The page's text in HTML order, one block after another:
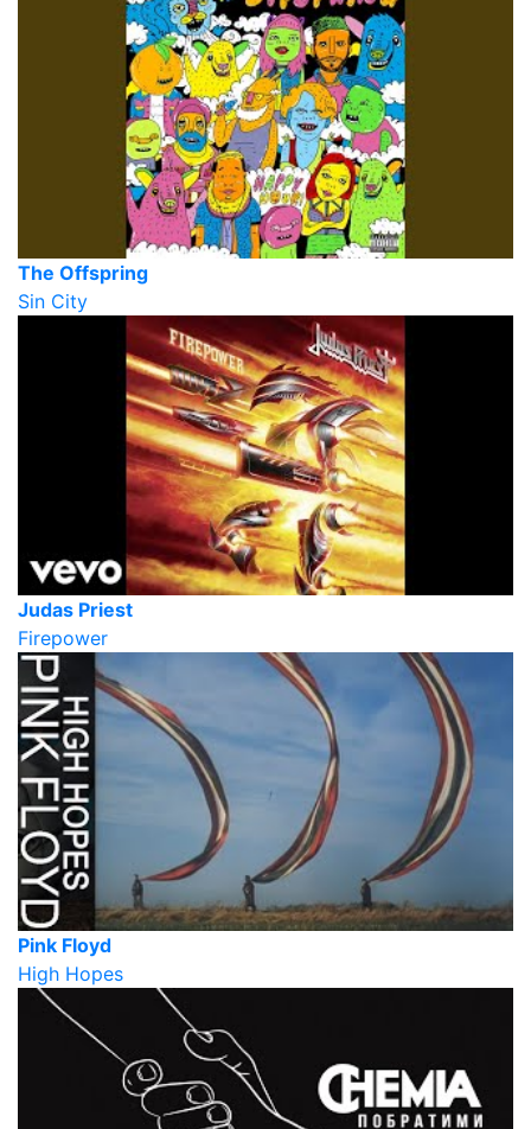
The Offspring
Sin City
Judas Priest
Firepower
Pink Floyd
High Hopes